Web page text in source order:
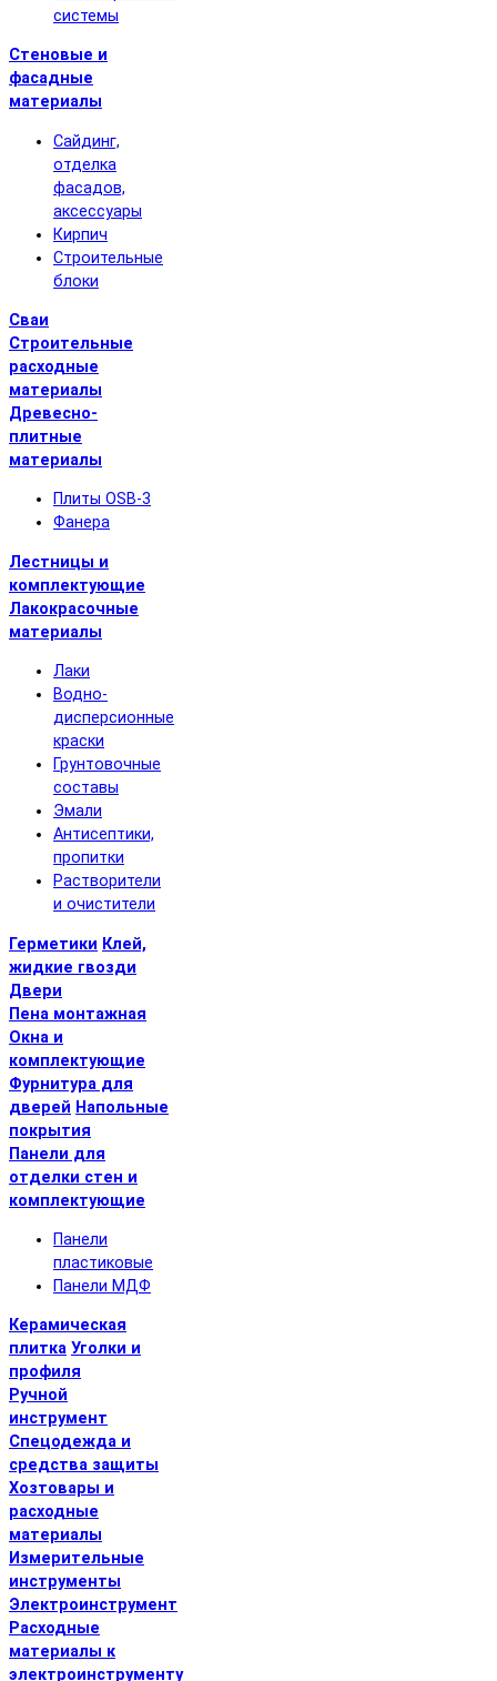
системы
Стеновые и
фасадные
материалы
Сайдинг,
отделка
фасадов,
аксессуары
Кирпич
Строительные
блоки
Сваи
Строительные
расходные
материалы
Древесно-
плитные
материалы
Плиты OSB-3
Фанера
Лестницы и
комплектующие
Лакокрасочные
материалы
Лаки
Водно-
дисперсионные
краски
Грунтовочные
составы
Эмали
Антисептики,
пропитки
Растворители
и очистители
Герметики Клей,
жидкие гвозди
Двери
Пена монтажная
Окна и
комплектующие
Фурнитура для
дверей Напольные
покрытия
Панели для
отделки стен и
комплектующие
Панели
пластиковые
Панели МДФ
Керамическая
плитка Уголки и
профиля
Ручной
инструмент
Спецодежда и
средства защиты
Хозтовары и
расходные
материалы
Измерительные
инструменты
Электроинструмент
Расходные
материалы к
электроинструменту